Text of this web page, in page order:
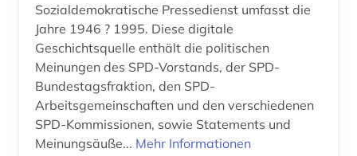
kulturwissenschaften (5)
kunst (5)
landeskunde (5)
landwirtschaft (1)
lateinamerika (4)
Sozialdemokratische Pressedienst umfasst die
Jahre 1946 ? 1995. Diese digitale
Geschichtsquelle enthält die politischen
Meinungen des SPD-Vorstands, der SPD-
Bundestagsfraktion, den SPD-
Arbeitsgemeinschaften und den verschiedenen
SPD-Kommissionen, sowie Statements und
Meinungsäuße... Mehr Informationen